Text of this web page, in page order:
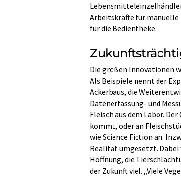
Arbeitskräfte für manuelle
für die Bedientheke.
Die großen Innovationen
Als Beispiele nennt der
Ackerbaus, die
Datenerfassung- und
Fleisch aus dem Labor.
kommt, oder an
wie Science Fiction an.
Realität umgesetzt.
Hoffnung, die
der Zukunft viel. „Viele